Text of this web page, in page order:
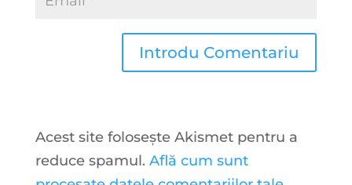
Acest site folosește Akismet pentru a
reduce spamul. Află cum sunt